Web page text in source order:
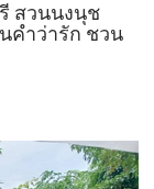
สวนนงนุช
คำว่ารัก ชวน